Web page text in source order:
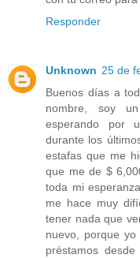
Responder
Unknown 25 de
Buenos días a
nombre, soy
esperando por
durante los
estafas que me
que me de $
toda mi
me hace muy
tener nada que
nuevo, porque
préstamos